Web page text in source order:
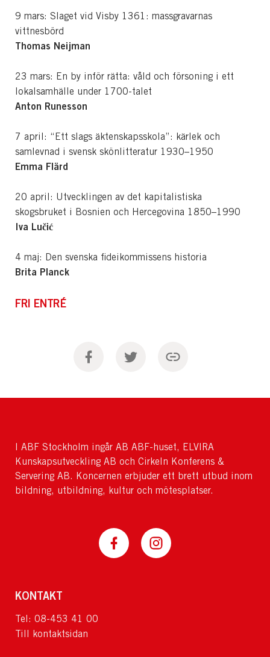
9 mars: Slaget vid Visby 1361: massgravarnas
vittnesbörd
Thomas Neijman
23 mars: En by inför rätta: våld och försoning i ett
lokalsamhälle under 1700-talet
Anton Runesson
7 april: “Ett slags äktenskapsskola”: kärlek och
samlevnad i svensk skönlitteratur 1930–1950
Emma Flärd
20 april: Utvecklingen av det kapitalistiska
skogsbruket i Bosnien och Hercegovina 1850–1990
Iva Lučić
4 maj: Den svenska fideikommissens historia
Brita Planck
FRI ENTRÉ
I ABF Stockholm ingår AB ABF-huset, ELVIRA
Kunskapsutveckling AB och Cirkeln Konferens &
Servering AB. Koncernen erbjuder ett brett utbud inom
bildning, utbildning, kultur och mötesplatser.
KONTAKT
Tel: 08-453 41 00
Till kontaktsidan